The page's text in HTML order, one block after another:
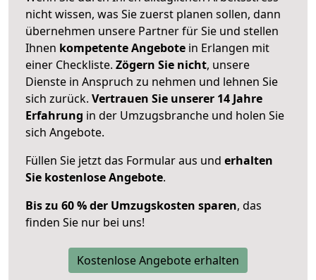
nicht wissen, was Sie zuerst planen sollen, dann
übernehmen unsere Partner für Sie und stellen
Ihnen kompetente Angebote in Erlangen mit
einer Checkliste. Zögern Sie nicht, unsere
Dienste in Anspruch zu nehmen und lehnen Sie
sich zurück. Vertrauen Sie unserer 14 Jahre
Erfahrung in der Umzugsbranche und holen Sie
sich Angebote.
Füllen Sie jetzt das Formular aus und erhalten
Sie kostenlose Angebote.
Bis zu 60 % der Umzugskosten sparen, das
finden Sie nur bei uns!
Kostenlose Angebote erhalten